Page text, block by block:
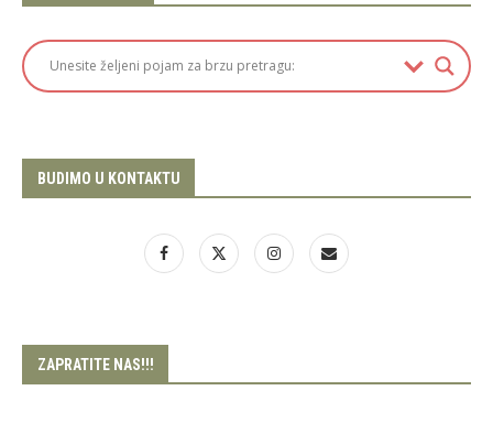
BUDIMO U KONTAKTU
ZAPRATITE NAS!!!